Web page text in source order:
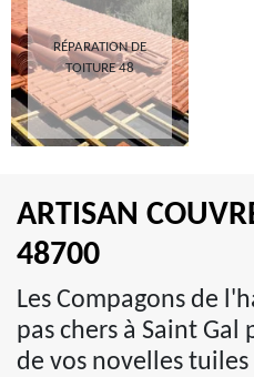
RÉPARATION DE
TOITURE 48
ARTISAN
48700
Les Compagons de
pas chers à Saint
de vos novelles tuiles